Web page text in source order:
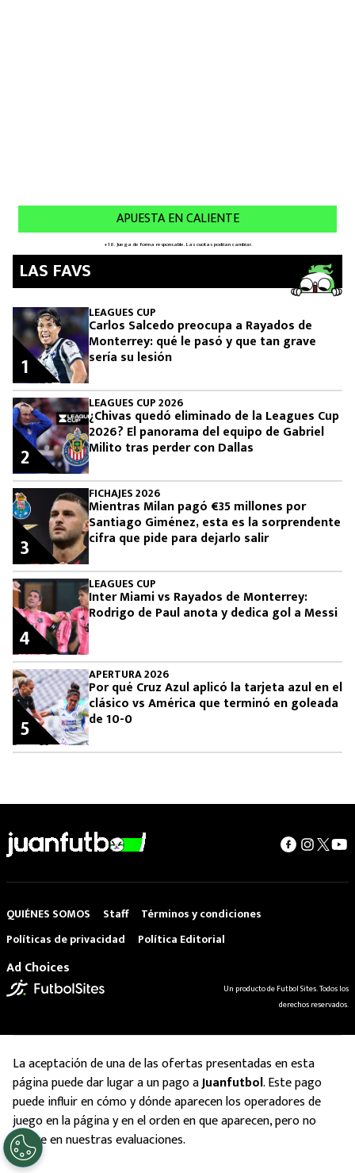
LAS FAVS
LEAGUES CUP
Carlos Salcedo preocupa a Rayados de
Monterrey: qué le pasó y que tan grave
sería su lesión
1
LEAGUES CUP 2026
¿Chivas quedó eliminado de la Leagues Cup
2026? El panorama del equipo de Gabriel
Milito tras perder con Dallas
2
FICHAJES 2026
Mientras Milan pagó €35 millones por
Santiago Giménez, esta es la sorprendente
cifra que pide para dejarlo salir
3
LEAGUES CUP
Inter Miami vs Rayados de Monterrey:
Rodrigo de Paul anota y dedica gol a Messi
4
APERTURA 2026
Por qué Cruz Azul aplicó la tarjeta azul en el
clásico vs América que terminó en goleada
de 10-0
5
QUIÉNES SOMOS Staff
Términos y condiciones
Políticas de privacidad
Política Editorial
Ad Choices
Un producto de Futbol Sites. Todos los
derechos reservados.
La aceptación de una de las ofertas presentadas en esta
página puede dar lugar a un pago aJuanfutbol. Este pago
puede influir en cómo y dónde aparecen los operadores de
juego en la página y en el orden en que aparecen, pero no
influye en nuestras evaluaciones.